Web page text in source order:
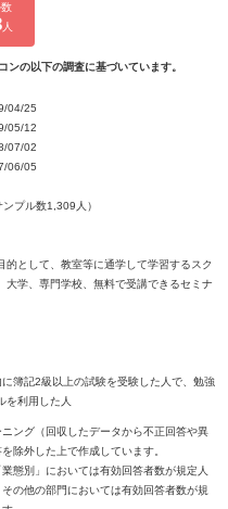
人
の以下の調査に基づいています。
04/25
05/12
07/02
06/05
プル数1,309人）
的として、教室等に通学して学習するスク
大学、専門学校、無料で受講できるセミナ
簿記2級以上の試験を受験した人で、勉強
を利用した人
ング（回収したデータから不正回答や異
除外した上で作成しています。
態別」においては有効回答者数が規定人
の他の部門においては有効回答者数が規